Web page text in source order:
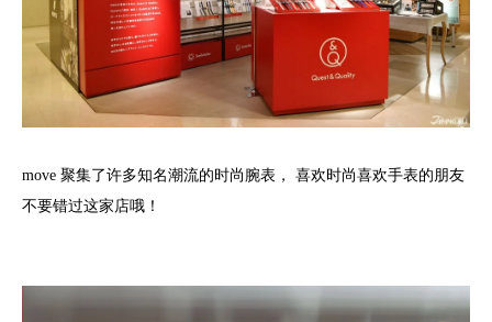
move 聚集了许多知名潮流的时尚腕表， 喜欢时尚喜欢手表的朋友
不要错过这家店哦！